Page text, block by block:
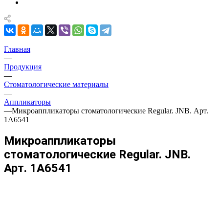
Главная
—
Продукция
—
Стоматологические материалы
—
Аппликаторы
—Микроаппликаторы стоматологические Regular. JNB. Арт.
1А6541
Микроаппликаторы
стоматологические Regular. JNB.
Арт. 1А6541